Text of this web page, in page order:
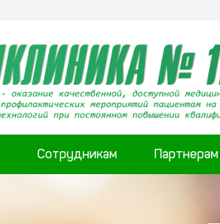
Сотрудникам Партнерам